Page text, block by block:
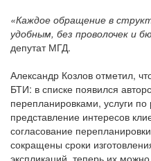
«Каждое обращение в
удобным, без проволочек и
депутат МГД.
Александр Козлов отметил,
БТИ: в списке появился
перепланировками, услуги по
представление интересов
согласование
сокращены сроки